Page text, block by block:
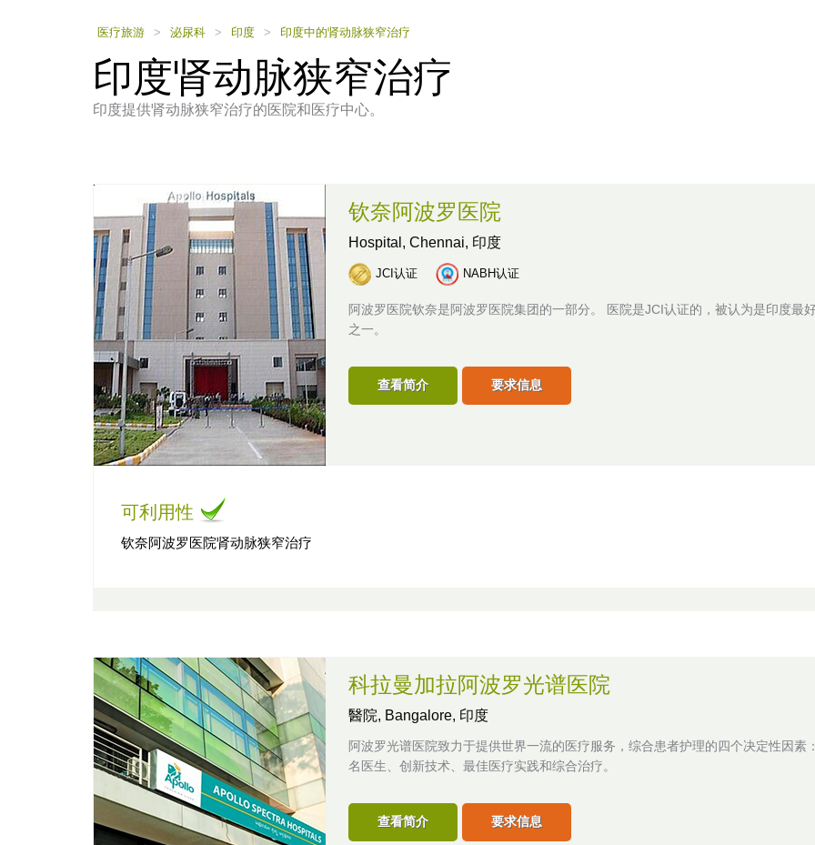
医疗旅游 > 泌尿科 > 印度 > 印度中的肾动脉狭窄治疗
印度肾动脉狭窄治疗
印度提供肾动脉狭窄治疗的医院和医疗中心。
钦奈阿波罗医院
Hospital, Chennai, 印度
JCI认证 NABH认证
阿波罗医院钦奈是阿波罗医院集团的一部分。 医院是JCI认证的，被认为是印度最
之一。
查看简介 要求信息
可利用性
钦奈阿波罗医院肾动脉狭窄治疗
科拉曼加拉阿波罗光谱医院
醫院, Bangalore, 印度
阿波罗光谱医院致力于提供世界一流的医疗服务，综合患者护理的四个决定性因素
名医生、创新技术、最佳医疗实践和综合治疗。
查看简介 要求信息